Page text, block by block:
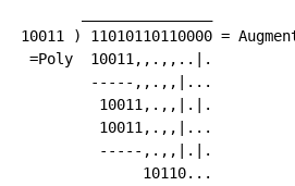
10011 ) 11010110110000 =
=Poly  10011,,.,,..|.
        -----,,.,,|...
         10011,.,,|.|.
         10011,.,,|...
         -----,.,,|.|.
              10110...